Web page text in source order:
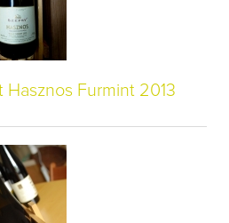
Hasznos Furmint 2013